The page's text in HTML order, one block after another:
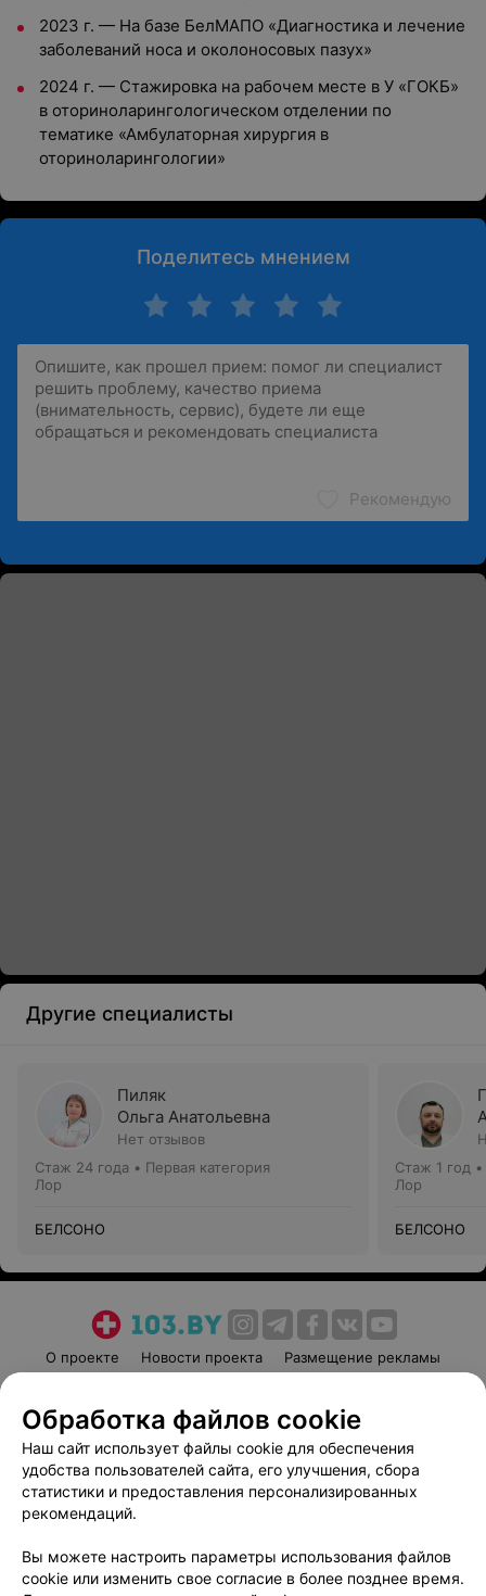
2023 г. — На базе БелМАПО «Диагностика и лечение
заболеваний носа и околоносовых пазух»
2024 г. — Стажировка на рабочем месте в У «ГОКБ»
в оториноларингологическом отделении по
тематике «Амбулаторная хирургия в
оториноларингологии»
Поделитесь мнением
Рекомендую
Другие специалисты
Пиляк
Ольга Анатольевна
Нет отзывов
Стаж 24 года • Первая категория
Лор
БЕЛСОНО
Стаж 1 год •
Лор
БЕЛСОНО
О проекте Новости проекта
Размещение рекламы
Пользовательское соглашение
Способы оплаты
Вакансии
Партнеры
Написать руководителю 103.by
Обработка персональных данных
Обработка файлов cookie
Наш сайт использует файлы cookie для обеспечения
удобства пользователей сайта, его улучшения, сбора
статистики и предоставления персонализированных
рекомендаций.
Вы можете настроить параметры использования файлов
cookie или изменить свое согласие в более позднее время.